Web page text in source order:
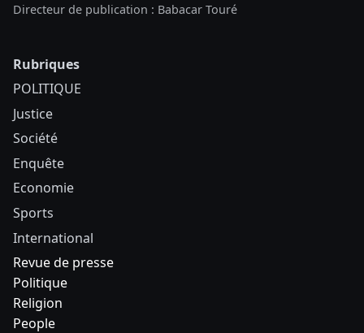
Directeur de publication : Babacar Touré
Rubriques
POLITIQUE
Justice
Société
Enquête
Economie
Sports
International
Revue de presse
Politique
Religion
People